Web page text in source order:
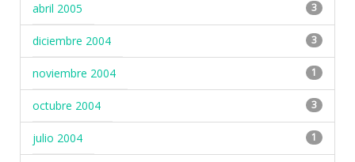
abril 2005 3
diciembre 2004 3
noviembre 2004 1
octubre 2004 3
julio 2004 1